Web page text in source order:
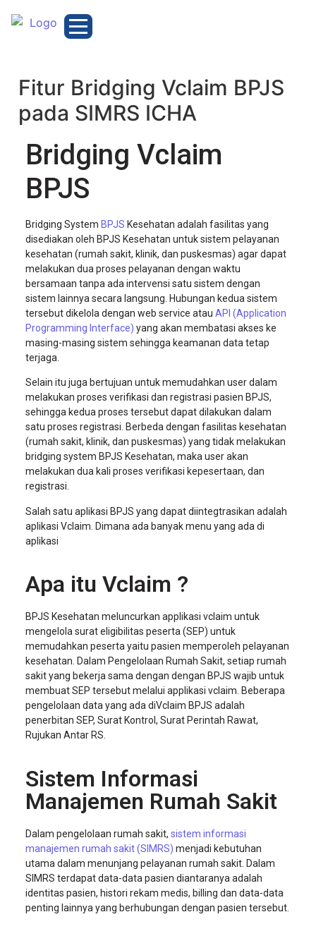
Fitur Bridging Vclaim BPJS
pada SIMRS ICHA
Bridging Vclaim
BPJS
Bridging System BPJS Kesehatan adalah fasilitas yang
disediakan oleh BPJS Kesehatan untuk sistem pelayanan
kesehatan (rumah sakit, klinik, dan puskesmas) agar dapat
melakukan dua proses pelayanan dengan waktu
bersamaan tanpa ada intervensi satu sistem dengan
sistem lainnya secara langsung. Hubungan kedua sistem
tersebut dikelola dengan web service atau API (Application
Programming Interface) yang akan membatasi akses ke
masing-masing sistem sehingga keamanan data tetap
terjaga.
Selain itu juga bertujuan untuk memudahkan user dalam
melakukan proses verifikasi dan registrasi pasien BPJS,
sehingga kedua proses tersebut dapat dilakukan dalam
satu proses registrasi. Berbeda dengan fasilitas kesehatan
(rumah sakit, klinik, dan puskesmas) yang tidak melakukan
bridging system BPJS Kesehatan, maka user akan
melakukan dua kali proses verifikasi kepesertaan, dan
registrasi.
Salah satu aplikasi BPJS yang dapat diintegtrasikan adalah
aplikasi Vclaim. Dimana ada banyak menu yang ada di
aplikasi
Apa itu Vclaim ?
BPJS Kesehatan meluncurkan applikasi vclaim untuk
mengelola surat eligibilitas peserta (SEP) untuk
memudahkan peserta yaitu pasien memperoleh pelayanan
kesehatan. Dalam Pengelolaan Rumah Sakit, setiap rumah
sakit yang bekerja sama dengan dengan BPJS wajib untuk
membuat SEP tersebut melalui applikasi vclaim. Beberapa
pengelolaan data yang ada diVclaim BPJS adalah
penerbitan SEP, Surat Kontrol, Surat Perintah Rawat,
Rujukan Antar RS.
Sistem Informasi
Manajemen Rumah Sakit
Dalam pengelolaan rumah sakit, sistem informasi
manajemen rumah sakit (SIMRS) menjadi kebutuhan
utama dalam menunjang pelayanan rumah sakit. Dalam
SIMRS terdapat data-data pasien diantaranya adalah
identitas pasien, histori rekam medis, billing dan data-data
penting lainnya yang berhubungan dengan pasien tersebut.